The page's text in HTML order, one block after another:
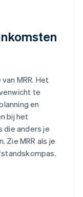
MRR. Het
te
en
bij het
die anders je
Zie MRR als je